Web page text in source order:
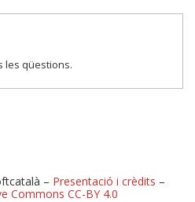
les qüestions.
– Presentació i crèdits –
Commons CC-BY 4.0